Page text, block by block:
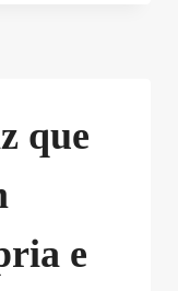
que
e